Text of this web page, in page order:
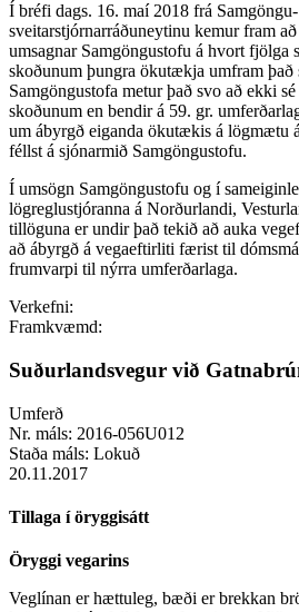
Í bréfi dags. 16. maí 2018 frá
sveitarstjórnarráðuneytinu kemur fram
umsagnar Samgöngustofu á hvort fjölga
skoðunum þungra ökutækja umfram það
Samgöngustofa metur það svo að ekki
skoðunum en bendir á 59. gr.
um ábyrgð eiganda ökutækis á lögmætu
féllst á sjónarmið Samgöngustofu.
Í umsögn Samgöngustofu og í
lögreglustjóranna á Norðurlandi,
tillöguna er undir það tekið að auka
að ábyrgð á vegaeftirliti færist til
frumvarpi til nýrra umferðarlaga.
Verkefni:
Framkvæmd:
Suðurlandsvegur við
Umferð
Nr. máls: 2016-056U012
Staða máls: Lokuð
20.11.2017
Tillaga í öryggisátt
Öryggi vegarins
Veglínan er hættuleg, bæði er brekkan